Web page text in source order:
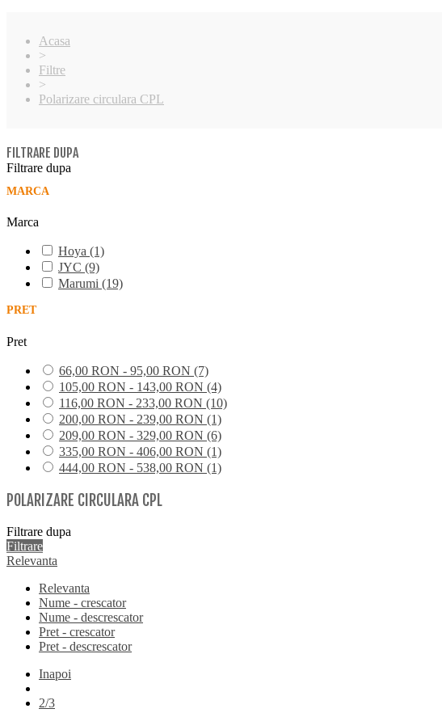
Acasa
>
Filtre
>
Polarizare circulara CPL
FILTRARE DUPA
Filtrare dupa
MARCA
Marca
Hoya (1)
JYC (9)
Marumi (19)
PRET
Pret
66,00 RON - 95,00 RON (7)
105,00 RON - 143,00 RON (4)
116,00 RON - 233,00 RON (10)
200,00 RON - 239,00 RON (1)
209,00 RON - 329,00 RON (6)
335,00 RON - 406,00 RON (1)
444,00 RON - 538,00 RON (1)
POLARIZARE CIRCULARA CPL
Filtrare dupa
Filtrare
Relevanta
Relevanta
Nume - crescator
Nume - descrescator
Pret - crescator
Pret - descrescator
Inapoi
2/3